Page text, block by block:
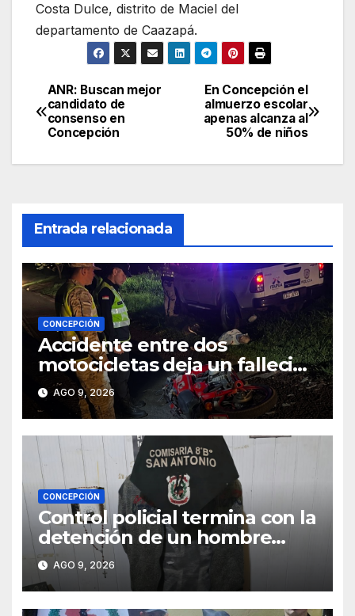
Costa Dulce, distrito de Maciel del
departamento de Caazapá.
Navegación
de
entradas
En Concepción el
almuerzo escolar
apenas alcanza al
50% de niños
ANR: Buscan mejor
candidato de
consenso en
Concepción
Entrada relacionada
CONCEPCIÓN
Accidente entre dos
motocicletas deja un fallecido
y dos heridos en Yby Yaú
AGO 9, 2026
CONCEPCIÓN
Control policial termina con la
detención de un hombre
requerido por la justicia
AGO 9, 2026